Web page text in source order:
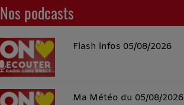
Nos podcasts
Flash infos 05/08/2026
Ma Météo du 05/08/2026